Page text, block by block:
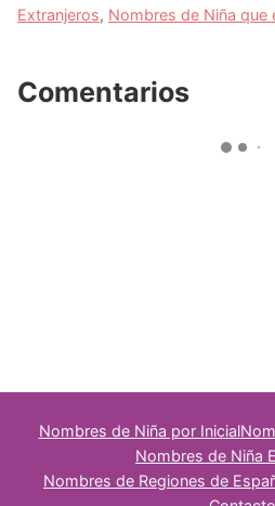
Extranjeros, Nombres de Niña que
Comentarios
Nombres de Niña por Inicial
Nombres de Niña
Nombres de Regiones de